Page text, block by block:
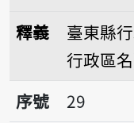
釋義
臺東縣
行政區
序號29魚池鄉
序號
29